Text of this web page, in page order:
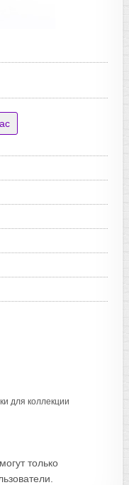
для коллекции
только